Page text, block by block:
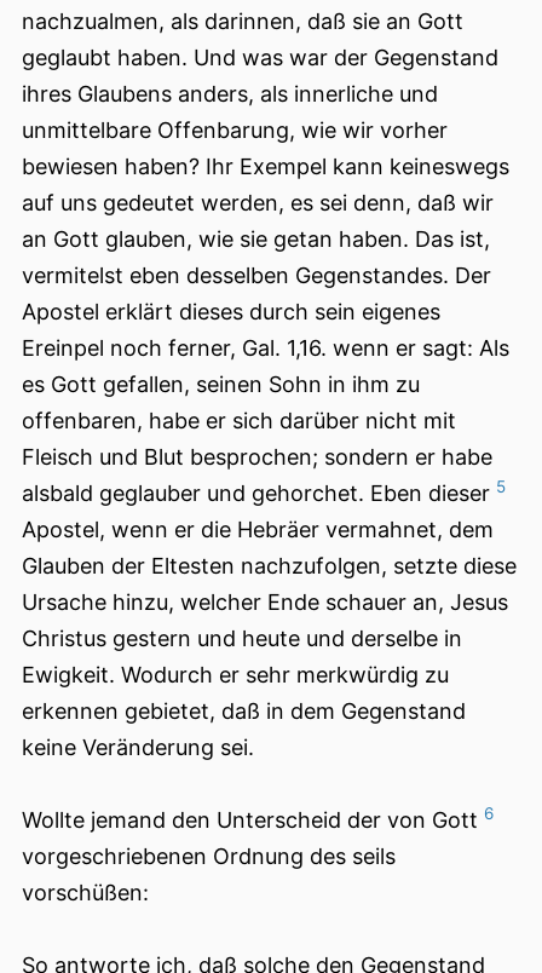
nachzualmen, als darinnen, daß sie an Gott
geglaubt haben. Und was war der Gegenstand
ihres Glaubens anders, als innerliche und
unmittelbare Offenbarung, wie wir vorher
bewiesen haben? Ihr Exempel kann keineswegs
auf uns gedeutet werden, es sei denn, daß wir
an Gott glauben, wie sie getan haben. Das ist,
vermitelst eben desselben Gegenstandes. Der
Apostel erklärt dieses durch sein eigenes
Ereinpel noch ferner, Gal. 1,16. wenn er sagt: Als
es Gott gefallen, seinen Sohn in ihm zu
offenbaren, habe er sich darüber nicht mit
Fleisch und Blut besprochen; sondern er habe
alsbald geglauber und gehorchet. Eben dieser 5
Apostel, wenn er die Hebräer vermahnet, dem
Glauben der Eltesten nachzufolgen, setzte diese
Ursache hinzu, welcher Ende schauer an, Jesus
Christus gestern und heute und derselbe in
Ewigkeit. Wodurch er sehr merkwürdig zu
erkennen gebietet, daß in dem Gegenstand
keine Veränderung sei.
Wollte jemand den Unterscheid der von Gott 6
vorgeschriebenen Ordnung des seils
vorschüßen:
So antworte ich, daß solche den Gegenstand